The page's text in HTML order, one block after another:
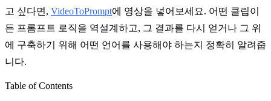
고 싶다면, VideoToPrompt에 영상을 넣어보세요. 어떤 클립이
든 프롬프트 로직을 역설계하고, 그 결과를 다시 얻거나 그 위
에 구축하기 위해 어떤 언어를 사용해야 하는지 정확히 알려줍
니다.
Table of Contents